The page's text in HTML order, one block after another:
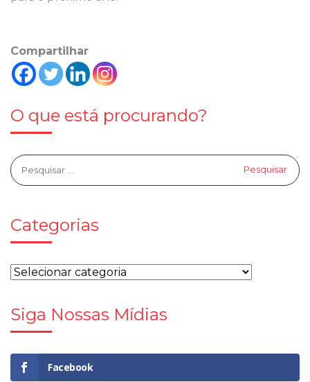
Compartilhar
O que está procurando?
Categorias
Siga Nossas Mídias
Facebook